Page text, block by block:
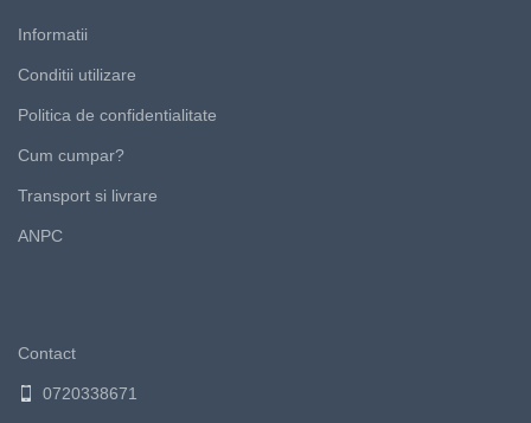
Informatii
Conditii utilizare
Politica de confidentialitate
Cum cumpar?
Transport si livrare
ANPC
Contact
0720338671